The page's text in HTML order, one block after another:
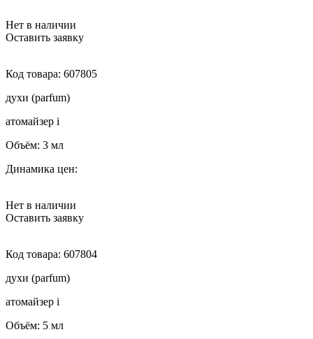
Нет в наличии
Оставить заявку
Код товара: 607805
духи (parfum)
атомайзер i
Объём: 3 мл
Динамика цен:
Нет в наличии
Оставить заявку
Код товара: 607804
духи (parfum)
атомайзер i
Объём: 5 мл